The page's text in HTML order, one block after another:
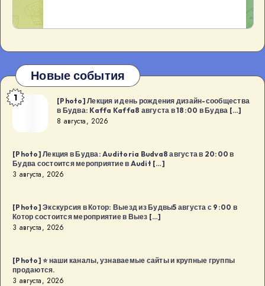
Новые события
[Photo]
и
рождения
дизайн-
в
Будва:
Kaffa
августа
в
1
[Photo] Лекция и день рождения дизайн-сообщества
в Будва: Kaffa Kaffa8 августа в 18:00 в Будва […]
8 августа, 2026
[Photo] Лекция в Будва: Auditoria Budva8 августа в 20:00 в
Будва состоится мероприятие в Audit […]
3 августа, 2026
[Photo] Экскурсия в Котор: Выезд из Будвы5 августа с 9:00 в
Котор состоится мероприятие в Выез […]
3 августа, 2026
[Photo] ⭐️ наши каналы, узнаваемые сайты и крупные группы
продаются.
3 августа, 2026